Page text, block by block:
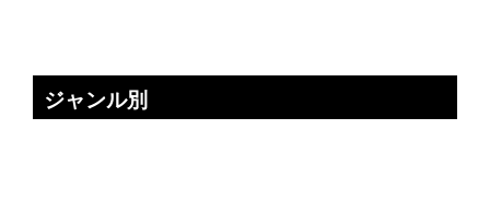
ジャンル別